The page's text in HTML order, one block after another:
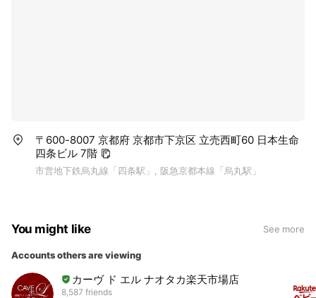
〒600-8007 京都府 京都市下京区 立売西町60 日本生命
四条ビル 7階
市営地下鉄烏丸線「四条駅」, 阪急京都本線「烏丸駅」
You might like See more
Accounts others are viewing
カーヴ ド エル ナオタカ楽天市場店
8,587 friends